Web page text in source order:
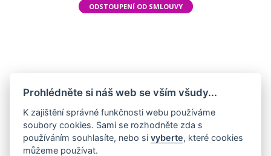
ODSTOUPENÍ OD SMLOUVY
Prohlédněte si náš web se vším všudy...
K zajištění správné funkčnosti webu používáme
soubory cookies. Sami se rozhodněte zda s
používáním souhlasíte, nebo sivyberte, které cookies
můžeme používat.